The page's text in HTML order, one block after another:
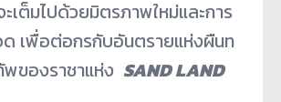
เต็มไปด้วยมิตรภาพใหม่และการ
เพื่อต่อกรกับอันตรายแห่งผืนท
ของราชาแห่ง SAND LAND